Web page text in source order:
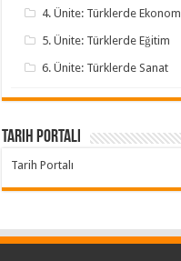
4. Ünite: Türklerde
5. Ünite: Türklerde Eğitim
6. Ünite: Türklerde Sanat
Tarih Portalı
Tarih Portalı